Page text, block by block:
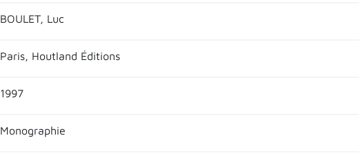
BOULET, Luc
Paris, Houtland Éditions
1997
Monographie